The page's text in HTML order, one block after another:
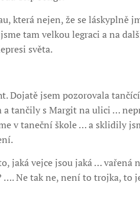
která nejen, že se láskyplně
tam velkou legraci a na
světa.
Dojatě jsem pozorovala
tančily s Margit na ulici …
v taneční škole … a sklidily
jaká vejce jsou jaká …
Ne tak ne, není to trojka, to